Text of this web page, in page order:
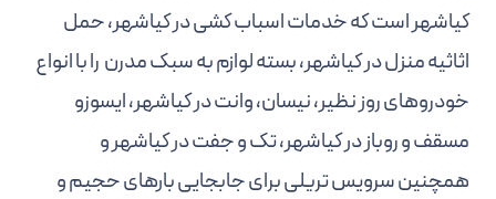
کیاشهر است که خدمات اسباب کشی در کیاشهر، حمل
اثاثیه منزل در کیاشهر، بسته لوازم به سبک مدرن را با انواع
خودروهای روز نظیر، نیسان، وانت در کیاشهر، ایسوزو
مسقف و روباز در کیاشهر، تک و جفت در کیاشهر و
همچنین سرویس تریلی برای جابجایی بارهای حجیم و